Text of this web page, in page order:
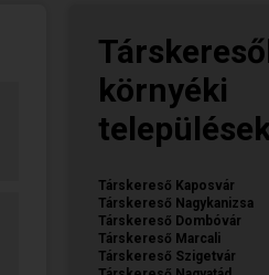
környéki
Társkereső Kaposvár
Társkereső Nagykanizsa
Társkereső Dombóvár
Társkereső Marcali
Társkereső Szigetvár